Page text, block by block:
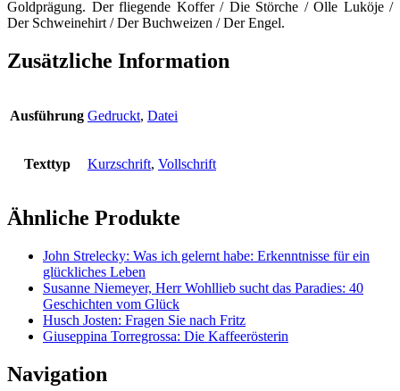
Goldprägung. Der fliegende Koffer / Die Störche / Olle Luköje /
Der Schweinehirt / Der Buchweizen / Der Engel.
Zusätzliche Information
Ausführung Gedruckt, Datei
Texttyp Kurzschrift, Vollschrift
Ähnliche Produkte
John Strelecky: Was ich gelernt habe: Erkenntnisse für ein
glückliches Leben
Susanne Niemeyer, Herr Wohllieb sucht das Paradies: 40
Geschichten vom Glück
Husch Josten: Fragen Sie nach Fritz
Giuseppina Torregrossa: Die Kaffeerösterin
Navigation